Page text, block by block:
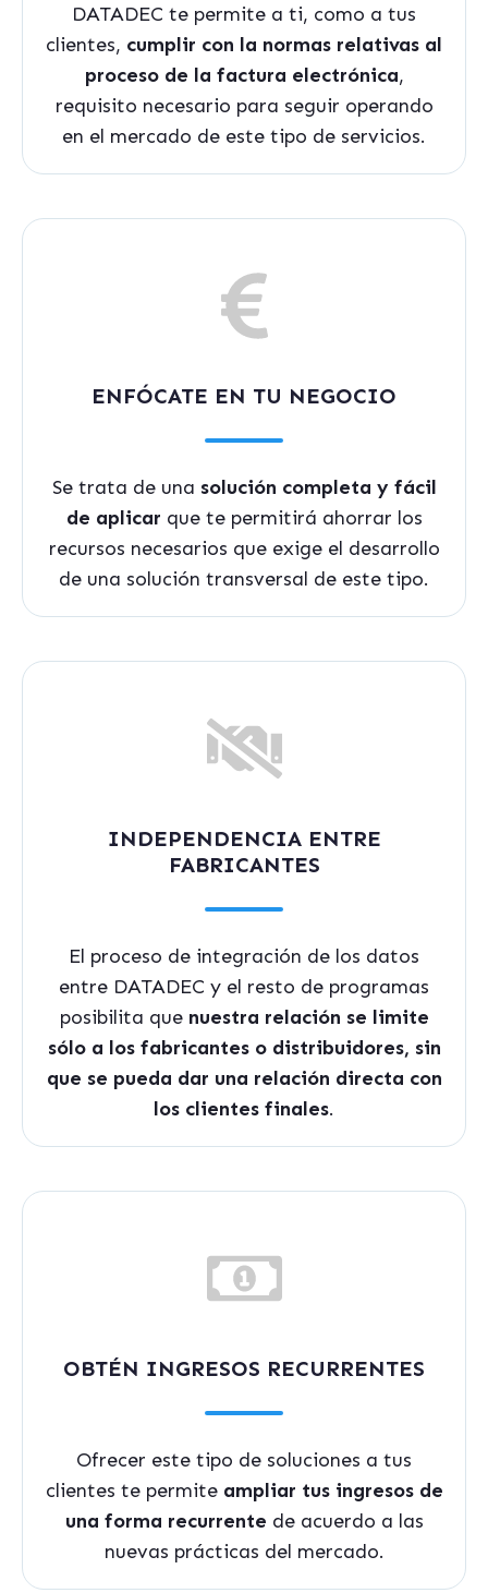
DATADEC te permite a ti, como a tus
clientes, cumplir con la normas relativas al
proceso de la factura electrónica,
requisito necesario para seguir operando
en el mercado de este tipo de servicios.
ENFÓCATE EN TU NEGOCIO
Se trata de una solución completa y fácil
de aplicar que te permitirá ahorrar los
recursos necesarios que exige el desarrollo
de una solución transversal de este tipo.
INDEPENDENCIA ENTRE
FABRICANTES
El proceso de integración de los datos
entre DATADEC y el resto de programas
posibilita que nuestra relación se limite
sólo a los fabricantes o distribuidores, sin
que se pueda dar una relación directa con
los clientes finales.
OBTÉN INGRESOS RECURRENTES
Ofrecer este tipo de soluciones a tus
clientes te permite ampliar tus ingresos de
una forma recurrente de acuerdo a las
nuevas prácticas del mercado.